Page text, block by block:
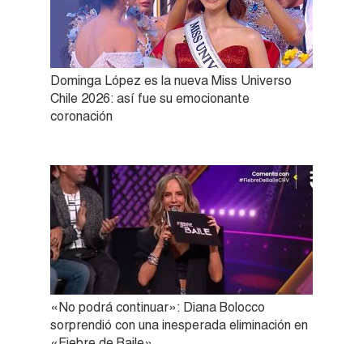
Dominga López es la nueva Miss Universo
Chile 2026: así fue su emocionante
coronación
«No podrá continuar»: Diana Bolocco
sorprendió con una inesperada eliminación en